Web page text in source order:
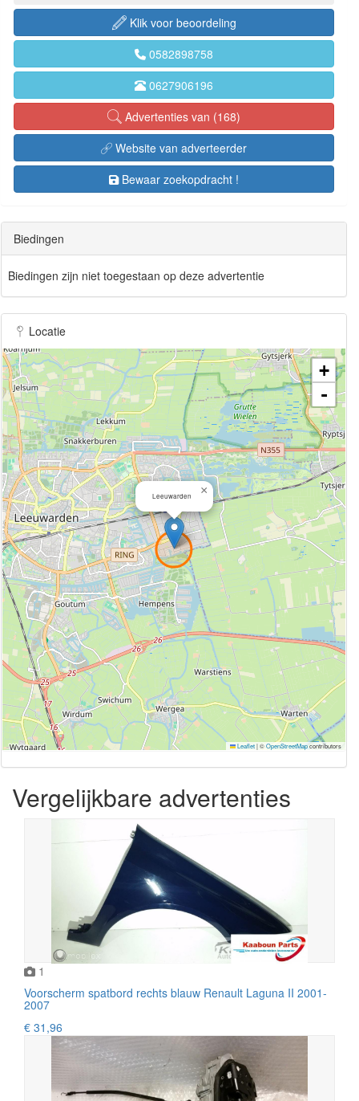
Klik voor beoordeling
0582898758
0627906196
Advertenties van (168)
Website van adverteerder
Bewaar zoekopdracht !
Biedingen
Biedingen zijn niet toegestaan op deze advertentie
Locatie
Leeuwarden ×
+
-
Leaflet|©OpenStreetMapcontributors
Vergelijkbare advertenties
1
Voorscherm spatbord rechts blauw Renault Laguna II 2001-
2007
€ 31,96